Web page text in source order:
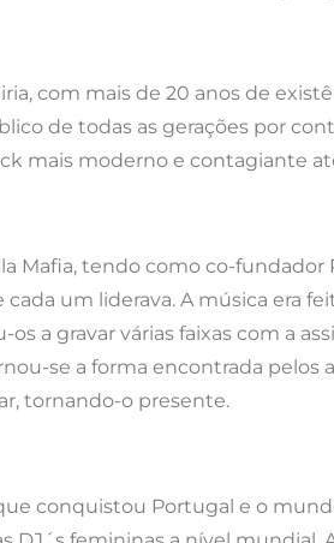
com mais de 20 anos de
de todas as gerações por
mais moderno e contagiante
Mafia, tendo como co-fundador
um liderava. A música era
a gravar várias faixas com a
se a forma encontrada
tornando-o presente.
conquistou Portugal e o